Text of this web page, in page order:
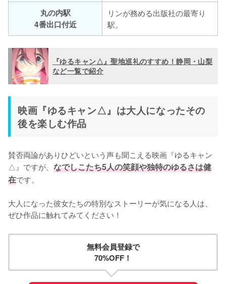
丸の内駅
4番出口付近
リンが務める出版社の最寄り
駅。
『ゆるキャン△』聖地巡礼のすすめ！静岡・山梨
など一覧で紹介
映画『ゆるキャン△』は大人になったその
後を楽しむ作品
賛否両論がありひどいという声も聞こえる映画『ゆるキャン
△』ですが、 なでしこたち5人の笑顔や独特のゆるさは健
在です。
大人になった彼女たちの特別なストーリーが気になる人は、
ぜひ作品に触れてみてください！
無料会員登録で
70%OFF！